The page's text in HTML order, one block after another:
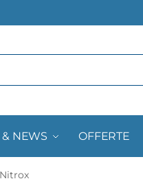
& NEWS OFFERTE